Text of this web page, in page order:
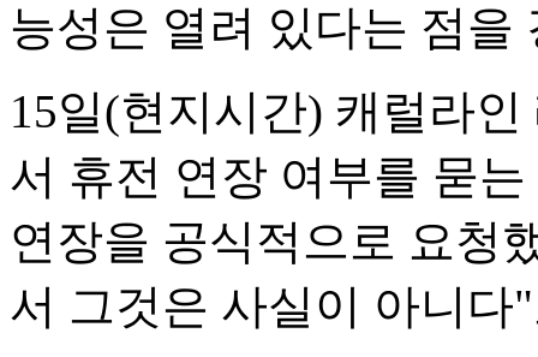
능성은 열려 있다는 점을
15일(현지시간) 캐럴라
서 휴전 연장 여부를 묻
연장을 공식적으로 요청
서 그것은 사실이 아니다